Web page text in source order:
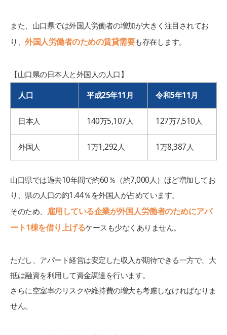
また、山口県では外国人労働者の増加が大きく注目されてお
り、 外国人労働者のための賃貸需要も存在します。
【山口県の日本人と外国人の人口】
人口
平成25年11月 令和5年11月
日本人 140万5,107人 127万7,510人
外国人 1万1,292人 1万8,387人
山口県では過去10年間で約60％（約7,000人）ほど増加してお
り、県の人口の約1.44％を外国人が占めています。
そのため、 雇用している企業が外国人労働者のためにアパ
ート1棟を借り上げるケースも少なくありません。
ただし、アパート経営は安定した収入が期待できる一方で、大
抵は融資を利用して資金調達を行います。
さらに空室率のリスクや維持費の増大も考慮しなければなりま
せん。